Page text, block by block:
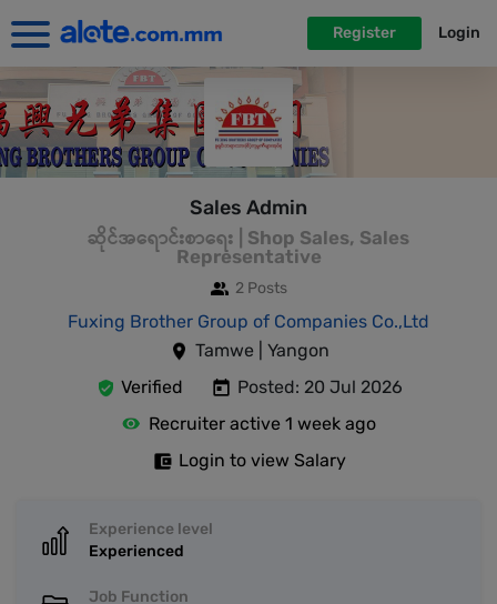
Register Login
Sales Admin
ဆိုင်အရောင်းစာရေး | Shop Sales, Sales
Representative
2 Posts
Fuxing Brother Group of Companies Co.,Ltd
Tamwe | Yangon
Verified
Posted: 20 Jul 2026
Recruiter active 1 week ago
Login to view Salary
Experience level
Experienced
Job Function